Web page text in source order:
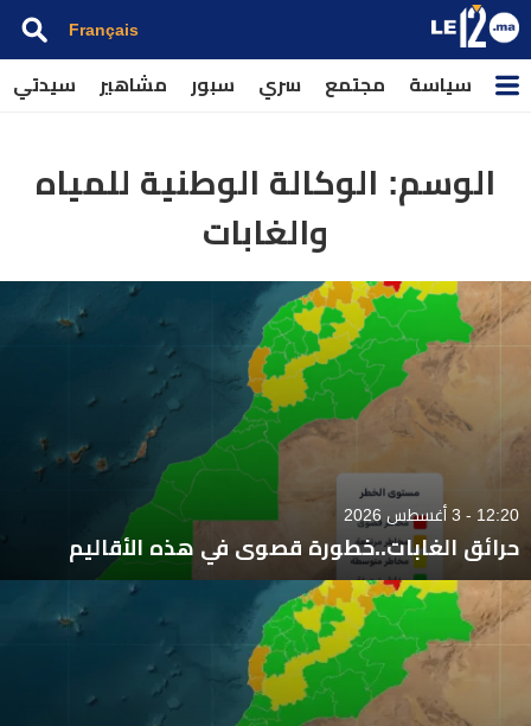
Français
سياسة مجتمع سري سبور مشاهير سيدتي
الوسم: الوكالة الوطنية للمياه
والغابات
12:20 - 3 أغسطس 2026
حرائق الغابات..خطورة قصوى في هذه الأقاليم